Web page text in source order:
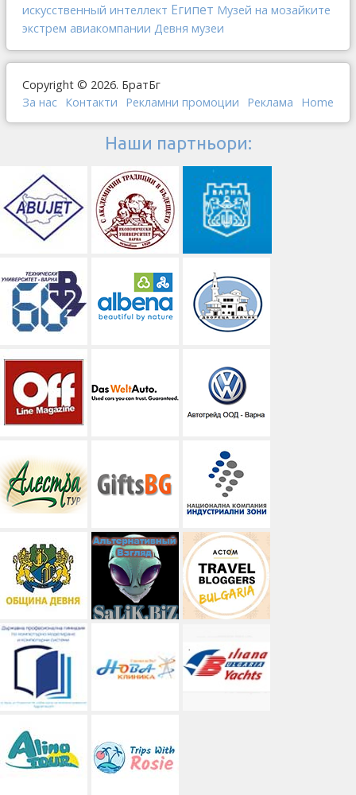
искусственный интеллект Египет Музей на мозайките
экстрем авиакомпании Девня музеи
Copyright © 2026. БратБг
За нас Контакти Рекламни промоции Реклама Home
Наши партньори: